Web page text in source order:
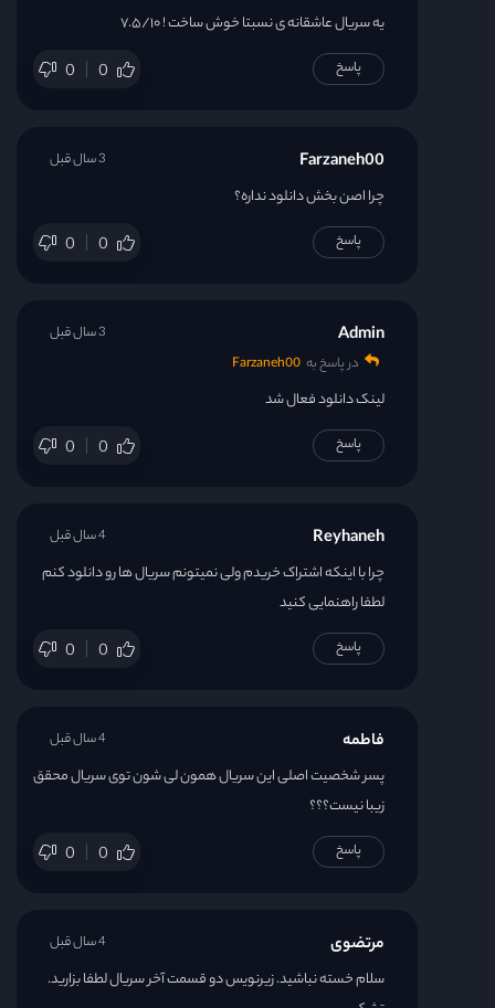
یه سریال عاشقانه ی نسبتا خوش ساخت ! ۷.۵/۱۰
0 0 پاسخ
Farzaneh00
چرا اصن بخش دانلود نداره؟
0 0
3 سال قبل
پاسخ
Admin
در پاسخ به Farzaneh00
لینک دانلود فعال شد
0 0
3 سال قبل
پاسخ
Reyhaneh
چرا با اینکه اشتراک خریدم ولی نمیتونم سریال ها رو دانلود کنم
لطفا راهنمایی کنید
0 0
4 سال قبل
پاسخ
فاطمه
پسر شخصیت اصلی این سریال همون لی شون توی سریال محقق
زیبا نیست؟؟؟
0 0
4 سال قبل
پاسخ
مرتضوی
سلام خسته نباشید. زیرنویس دو قسمت آخر سریال لطفا بزارید.
4 سال قبل